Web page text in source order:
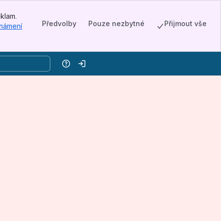
Předvolby Pouze nezbytné Přijmout vše
NápovědaPřihlásit se